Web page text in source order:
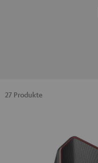
27 Produkte